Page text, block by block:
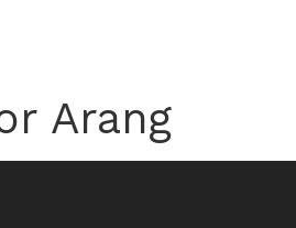
Arang